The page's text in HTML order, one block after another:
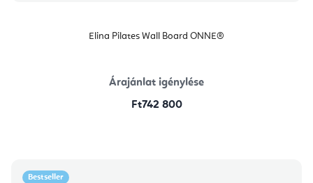
Elina Pilates Wall Board ONNE®
Árajánlat igénylése
Ft742 800
Bestseller